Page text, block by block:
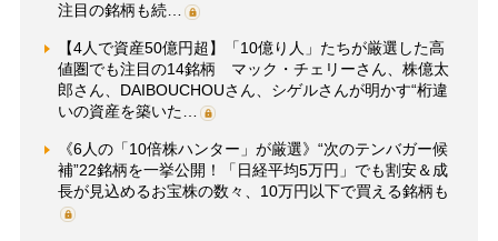
注目の銘柄も続…
【4人で資産50億円超】「10億り人」たちが厳選した高
値圏でも注目の14銘柄 マック・チェリーさん、株億太
郎さん、DAIBOUCHOUさん、シゲルさんが明かす“桁違
いの資産を築いた…
《6人の「10倍株ハンター」が厳選》“次のテンバガー候
補”22銘柄を一挙公開！「日経平均5万円」でも割安＆成
長が見込めるお宝株の数々、10万円以下で買える銘柄も